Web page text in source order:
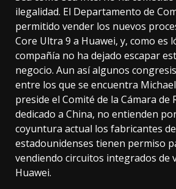
ilegalidad. El Departamento de
permitido vender los nuevos
Core Ultra 9 a Huawei, y, como es
compañía no ha dejado escapar
negocio. Aun así algunos
entre los que se encuentra
preside el Comité de la Cámara de
dedicado a China, no entienden
coyuntura actual los fabricantes
estadounidenses tienen permiso
vendiendo circuitos integrados de
Huawei.